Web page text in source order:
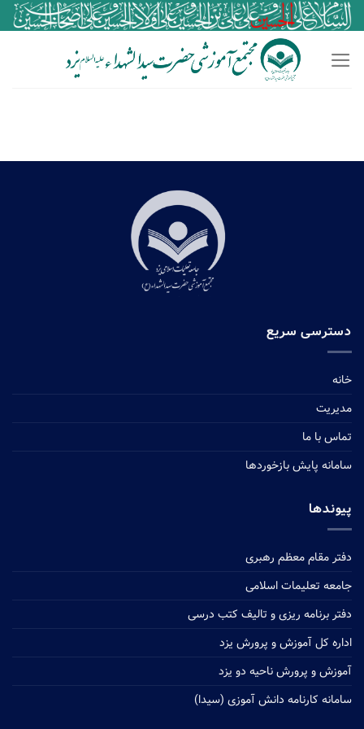
Skip
دسترسی سریع
خانه
مدیریت
تماس با ما
سامانه پایش بازخوردها
پیوندها
دفتر مقام معظم رهبری
جامعه تعلیمات اسلامی
دفتر برنامه ریزی و تالیف کتب درسی
اداره کل آموزش و پرورش یزد
آموزش و پرورش ناحیه دو یزد
سامانه کارنامه دانش آموزی (سیدا)